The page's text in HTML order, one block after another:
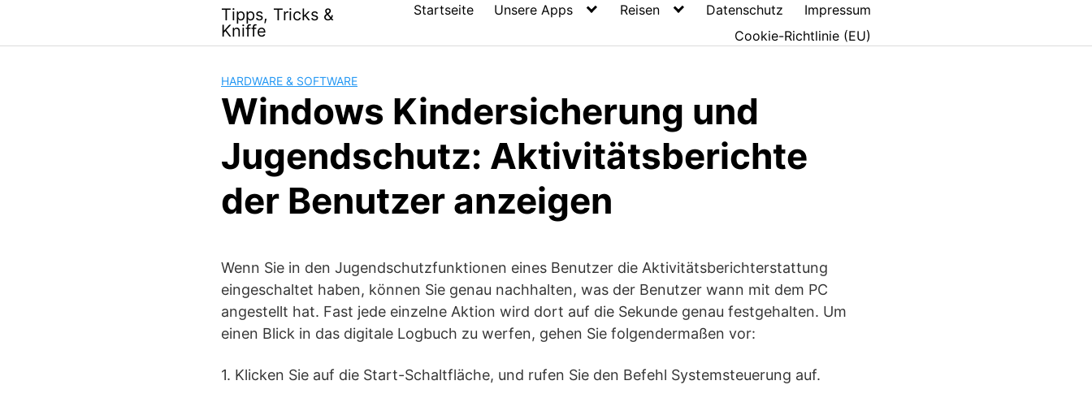
content
Tipps, Tricks &
Kniffe
Startseite Unsere Apps Reisen Datenschutz
Impressum
Cookie-Richtlinie (EU)
HARDWARE & SOFTWARE
Windows Kindersicherung und
Jugendschutz: Aktivitätsberichte
der Benutzer anzeigen
Wenn Sie in den Jugendschutzfunktionen eines Benutzer die Aktivitätsberichterstattung
eingeschaltet haben, können Sie genau nachhalten, was der Benutzer wann mit dem PC
angestellt hat. Fast jede einzelne Aktion wird dort auf die Sekunde genau festgehalten. Um
einen Blick in das digitale Logbuch zu werfen, gehen Sie folgendermaßen vor:
1. Klicken Sie auf die Start-Schaltfläche, und rufen Sie den Befehl Systemsteuerung auf.